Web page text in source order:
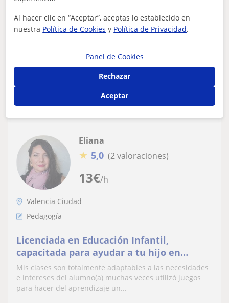
de 15 años de experiencia en clases para
niños y adultos
Los últimos años he trabajado dando clases particulares
13€/h
Eliana
★ 5,0 (2 valoraciones)
Valencia Ciudad
Pedagogía
Licenciada en Educación Infantil,
capacitada para ayudar a tu hijo en
refuerzo escolar. Soy dinámica, paciente y
adaptable.
Mis clases son totalmente adaptables a las necesidades
e intereses del alumno(a) muchas veces utilizó juegos
para hacer del aprendizaje un...
Al hacer clic en “Aceptar”, aceptas lo establecido en
nuestra Política de Cookies y Política de Privacidad.
Panel de Cookies
Rechazar
Aceptar